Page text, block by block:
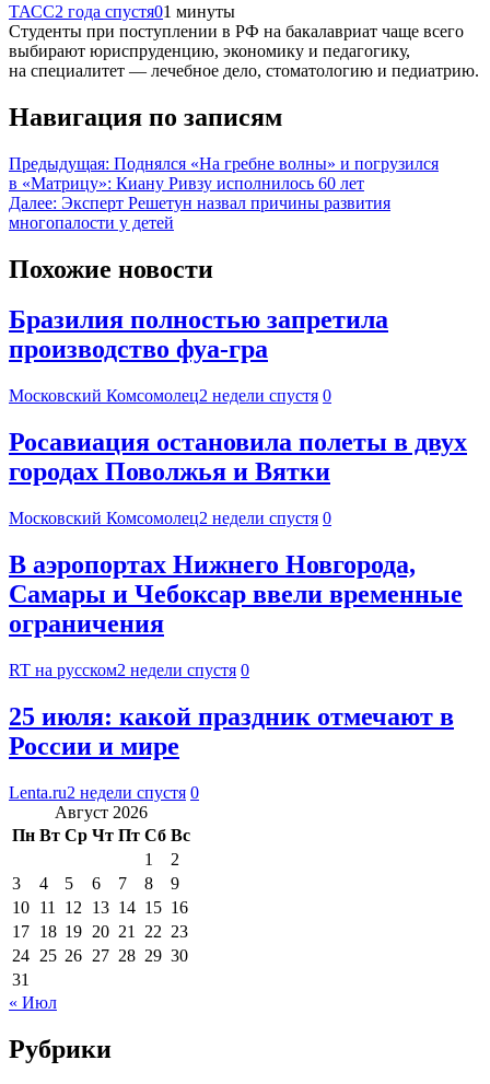
ТАСС2 года спустя01 минуты
Студенты при поступлении в РФ на бакалавриат чаще всего
выбирают юриспруденцию, экономику и педагогику,
на специалитет — лечебное дело, стоматологию и педиатрию.
Навигация по записям
Предыдущая: Поднялся «На гребне волны» и погрузился
в «Матрицу»: Киану Ривзу исполнилось 60 лет
Далее: Эксперт Решетун назвал причины развития
многопалости у детей
Похожие новости
Бразилия полностью запретила
производство фуа-гра
Московский Комсомолец2 недели спустя 0
Росавиация остановила полеты в двух
городах Поволжья и Вятки
Московский Комсомолец2 недели спустя 0
В аэропортах Нижнего Новгорода,
Самары и Чебоксар ввели временные
ограничения
RT на русском2 недели спустя 0
25 июля: какой праздник отмечают в
России и мире
Lenta.ru2 недели спустя 0
Август 2026
Пн Вт Ср Чт Пт Сб Вс
1
2
3
4 5 6 7 8
9
10 11 12 13 14 15 16
17 18 19 20 21 22 23
24 25 26 27 28 29 30
31
« Июл
Рубрики